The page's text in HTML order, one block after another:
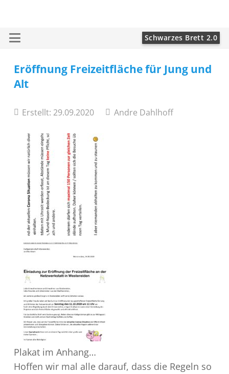
Schwarzes Brett 2.0
Eröffnung Freizeitfläche für Jung und
Alt
Erstellt: 29.09.2020 Andre Dahlhoff
Plakat im Anhang…
Hoffen wir mal alle darauf, dass die Regeln so